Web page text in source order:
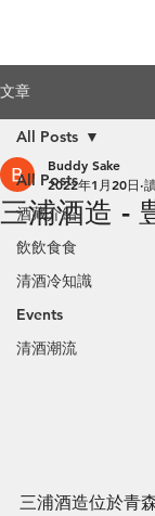
文章
All Posts
酒藏介紹
飲飲食食
清酒冷知識
Events
清酒潮流
All Posts
三浦酒造 -
Buddy Sake
2022年1月20日
三浦酒造位於青